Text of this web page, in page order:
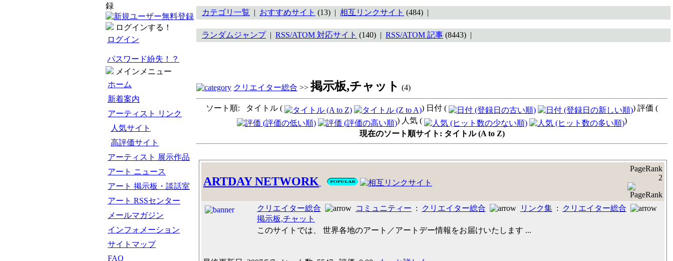
録
ログインする！
ログイン
パスワード紛失！？
メインメニュー
ホーム
新着案内
アーティスト リンク
人気サイト
高評価サイト
アーティスト 展示作品
アート ニュース
アート 掲示板・談話室
アート RSSセンター
メールマガジン
インフォメーション
サイトマップ
FAQ
カテゴリ一覧 | おすすめサイト (13) | 相互リンクサイト (484) |
ランダムジャンプ| RSS/ATOM 対応サイト (140) | RSS/ATOM 記事 (8443) |
クリエイター総合 >> 掲示板,チャット (4)
ソート順: タイトル ( ) 日付 (
) 評価 (
) 人気 (
)
現在のソート順サイト: タイトル (A to Z)
ARTDAY NETWORK
PageRank
2
クリエイター総合 コミュニティー : クリエイター総合 リンク集 :
クリエイター総合
掲示板,チャット
このサイトでは、 世界各地のアート／アートデー情報をお届けいたします ...